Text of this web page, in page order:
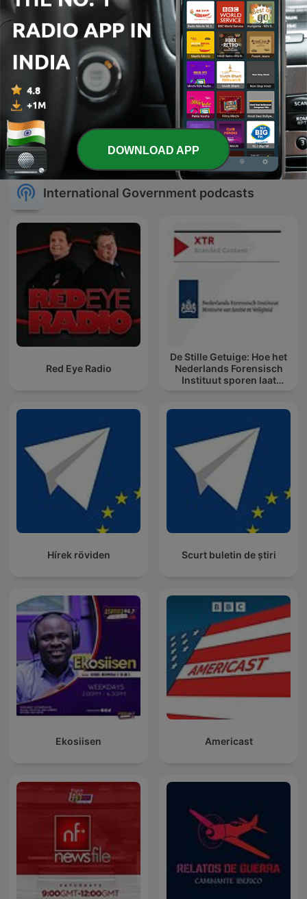
U.S. Supreme Court
Opinion Announcements
International Government podcasts
Red Eye Radio
De Stille Getuige: Hoe het
Nederlands Forensisch
Instituut sporen laat
Hírek röviden Scurt buletin de știri
Ekosiisen Americast
DOWNLOAD APP